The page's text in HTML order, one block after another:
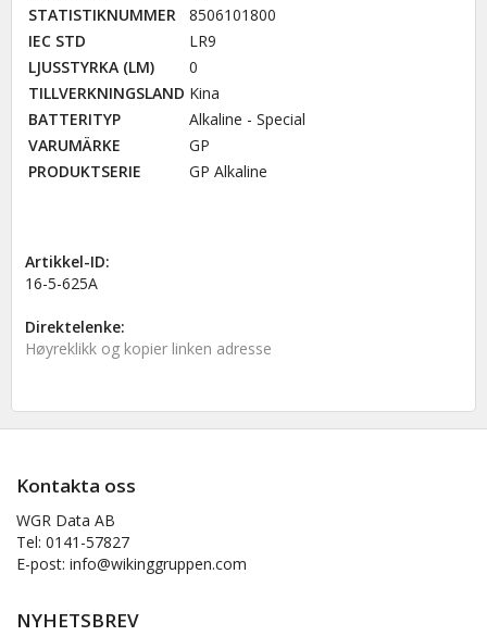
STATISTIKNUMMER
8506101800
IEC STD
LR9
LJUSSTYRKA (LM)
0
TILLVERKNINGSLAND Kina
BATTERITYP
Alkaline - Special
VARUMÄRKE
GP
PRODUKTSERIE
GP Alkaline
Artikkel-ID:
16-5-625A
Direktelenke:
Høyreklikk og kopier linken adresse
Kontakta oss
WGR Data AB
Tel: 0141-57827
E-post: info@wikinggruppen.com
NYHETSBREV